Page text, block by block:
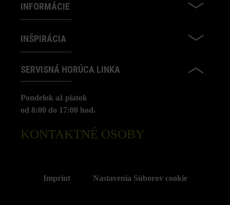
INFORMÁCIE
INŠPIRÁCIA
SERVISNÁ HORÚCA LINKA
Pondelok až piatok
od 8:00 do 17:00 hod.
KONTAKTNÉ OSOBY
Imprint Nastavenia Súborov cookie